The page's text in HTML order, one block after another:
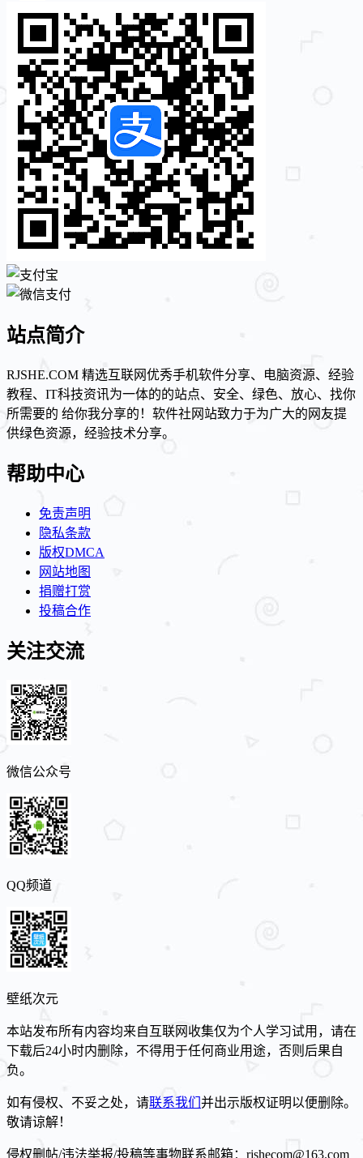
站点简介
RJSHE.COM 精选互联网优秀手机软件分享、电脑资源、经验
教程、IT科技资讯为一体的的站点、安全、绿色、放心、找你
所需要的 给你我分享的！软件社网站致力于为广大的网友提
供绿色资源，经验技术分享。
帮助中心
免责声明
隐私条款
版权DMCA
网站地图
捐赠打赏
投稿合作
关注交流
微信公众号
QQ频道
壁纸次元
本站发布所有内容均来自互联网收集仅为个人学习试用，请在
下载后24小时内删除，不得用于任何商业用途，否则后果自
负。
如有侵权、不妥之处，请联系我们 并出示版权证明以便删除。
敬请谅解！
侵权删帖/违法举报/投稿等事物联系邮箱：rjshecom@163.com